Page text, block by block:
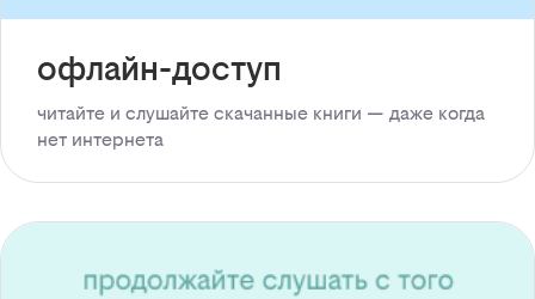
офлайн-доступ
читайте и слушайте скачанные книги — даже когда
нет интернета